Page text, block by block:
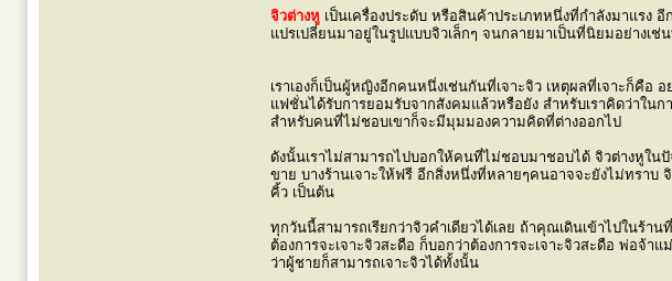
จิวต่างหู เป็นเครื่องประดับ หรือสินค้าประเภทหนึ่งที่กำลังมาแรง
แปรเปลี่ยนมาอยู่ในรูปแบบจิวเล็กๆ จนกลายมาเป็นที่นิยมอย่างเช่
เราเองก็เป็นผู้หญิงอีกคนหนึ่งเช่นกันที่เจาะจิว เหตุผลที่เจาะก็คือ
แฟชั่นได้รับการยอมรับจากสังคมแล้วหรือยัง สำหรับเราคิดว่าใน
สำหรับคนที่ไม่ชอบเขาก็จะมีมุมมองความคิดที่ต่างออกไป
ดังนั้นเราไม่สามารถไปบอกให้คนที่ไม่ชอบมาชอบได้ จิวต่างหูใ
ขาย บางร้านเจาะให้ฟรี อีกสิ่งหนึ่งที่หลายๆคนอาจจะยังไม่ทราบ
คิ้ว เป็นต้น
ทุกวันนี้สามารถเรียกว่าจิวคำเดียวได้เลย ถ้าคุณเดินเข้าไปในร้
ต้องการจะเจาะจิวสะดือ ก็บอกว่าต้องการจะเจาะจิวสะดือ พ่อ
ว่าผู้ชายก็สามารถเจาะจิวได้ทั้งนั้น